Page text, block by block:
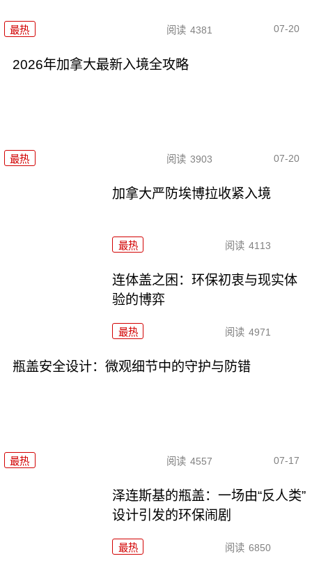
最热 阅读 4381 07-20
2026年加拿大最新入境全攻略
最热 阅读 3903 07-20
加拿大严防埃博拉收紧入境
最热 阅读 4113
连体盖之困：环保初衷与现实体
验的博弈
最热 阅读 4971
瓶盖安全设计：微观细节中的守护与防错
最热 阅读 4557 07-17
泽连斯基的瓶盖：一场由“反人类”
设计引发的环保闹剧
最热 阅读 6850